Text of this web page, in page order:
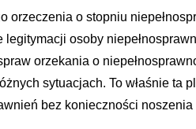
orzeczenia o stopniu
osoby
orzekania o
sytuacjach. To właśnie ta
bez konieczności noszenia